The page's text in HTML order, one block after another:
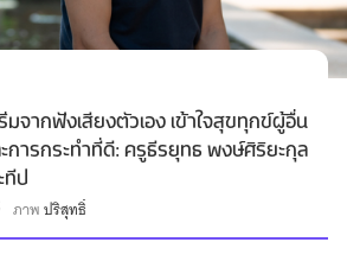
ริ่มจากฟังเสียงตัวเอง เข้าใจสุขทุกข์ผู้อื่น
ารกระทำที่ดี: ครูธีรยุทธ พงษ์ศิริยะกุล
ทีป
ภาพปริสุทธิ์